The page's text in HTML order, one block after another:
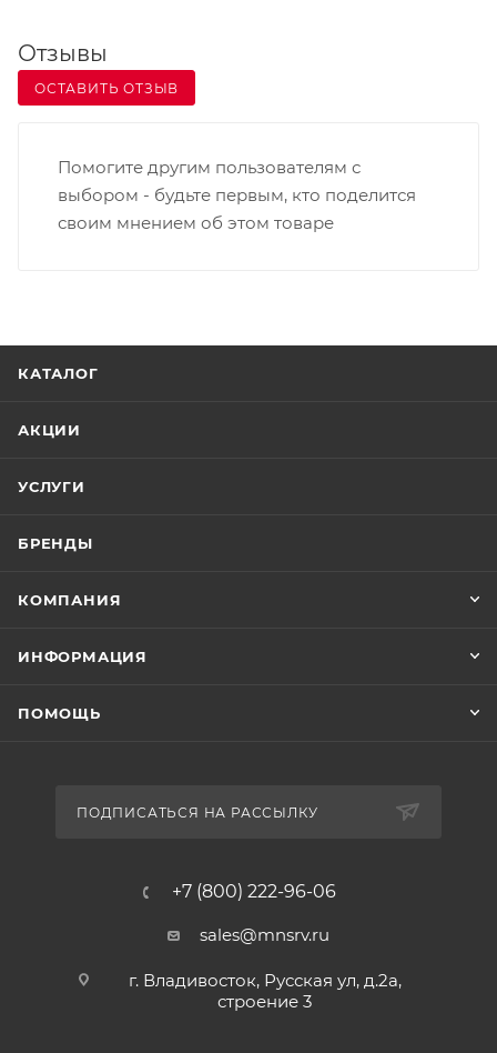
функции крупных сканеров, при своём малом весе.
Тем самым облегчают труд операторов в разных
сферах деятельности. Применяются для считывания
Отзывы
ОСТАВИТЬ ОТЗЫВ
Помогите другим пользователям с
выбором - будьте первым, кто поделится
своим мнением об этом товаре
КАТАЛОГ
АКЦИИ
УСЛУГИ
БРЕНДЫ
КОМПАНИЯ
ИНФОРМАЦИЯ
ПОМОЩЬ
ПОДПИСАТЬСЯ НА РАССЫЛКУ
+7 (800) 222-96-06
sales@mnsrv.ru
г. Владивосток, Русская ул, д.2а,
строение 3